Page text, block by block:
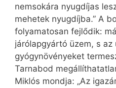
nemsokára nyug­díjas
mehetek nyugdíjba.” A
folyamatosan fejlődik:
járólapgyártó üzem, s az
gyógynövényeket
Tarnabod
Miklós mondja: „Az